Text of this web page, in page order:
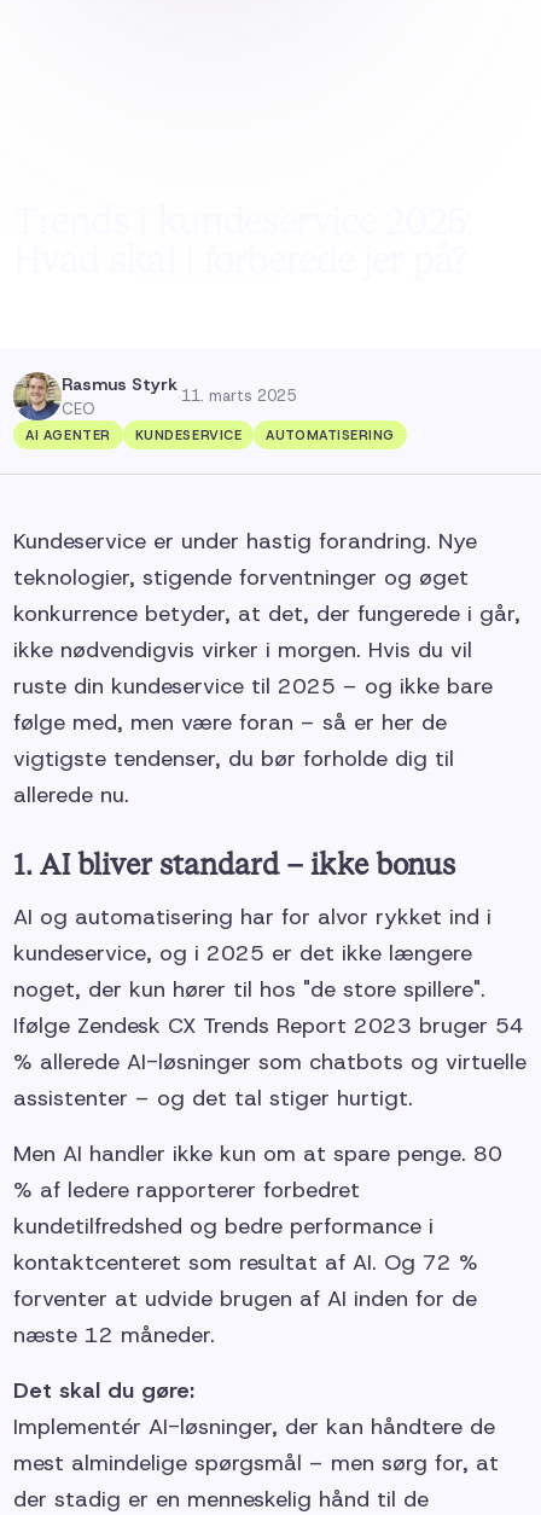
Rasmus Styrk
CEO
·11. marts 2025
AI AGENTER KUNDESERVICE AUTOMATISERING
Kundeservice er under hastig forandring. Nye
teknologier, stigende forventninger og øget
konkurrence betyder, at det, der fungerede i går,
ikke nødvendigvis virker i morgen. Hvis du vil
ruste din kundeservice til 2025 – og ikke bare
følge med, men være foran – så er her de
vigtigste tendenser, du bør forholde dig til
allerede nu.
1. AI bliver standard – ikke bonus
AI og automatisering har for alvor rykket ind i
kundeservice, og i 2025 er det ikke længere
noget, der kun hører til hos "de store spillere".
Ifølge Zendesk CX Trends Report 2023 bruger 54
% allerede AI-løsninger som chatbots og virtuelle
assistenter – og det tal stiger hurtigt.
Men AI handler ikke kun om at spare penge. 80
% af ledere rapporterer forbedret
kundetilfredshed og bedre performance i
kontaktcenteret som resultat af AI. Og 72 %
forventer at udvide brugen af AI inden for de
næste 12 måneder.
Det skal du gøre:
Implementér AI-løsninger, der kan håndtere de
mest almindelige spørgsmål – men sørg for, at
der stadig er en menneskelig hånd til de